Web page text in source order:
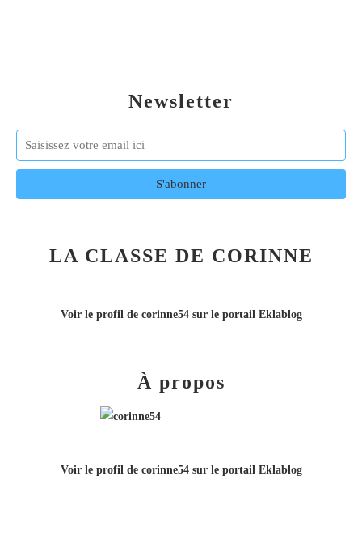
Newsletter
LA CLASSE DE CORINNE
Voir le profil de corinne54sur le portail Eklablog
À propos
Voir le profil de corinne54sur le portail Eklablog